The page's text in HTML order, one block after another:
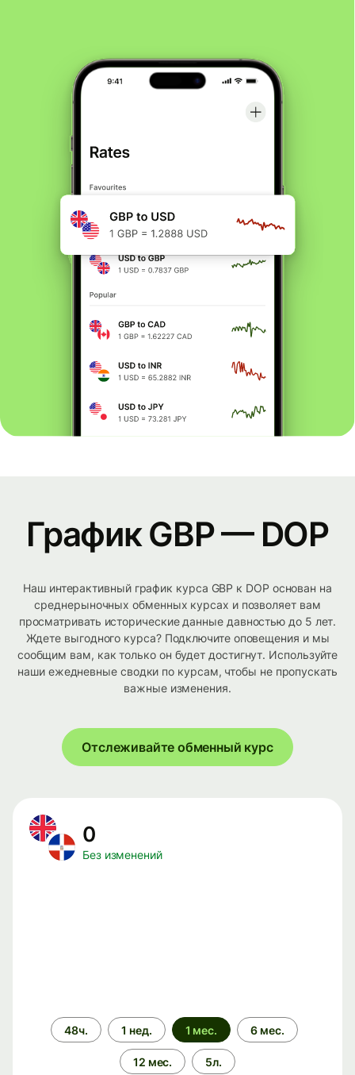
График GBP — DOP
Наш интерактивный график курса GBP к DOP основан на
среднерыночных обменных курсах и позволяет вам
просматривать исторические данные давностью до 5 лет.
Ждете выгодного курса? Подключите оповещения и мы
сообщим вам, как только он будет достигнут. Используйте
наши ежедневные сводки по курсам, чтобы не пропускать
важные изменения.
Отслеживайте обменный курс
0
Без изменений
Период
времени
48ч. 1 нед. 1 мес. 6 мес.
12 мес. 5л.